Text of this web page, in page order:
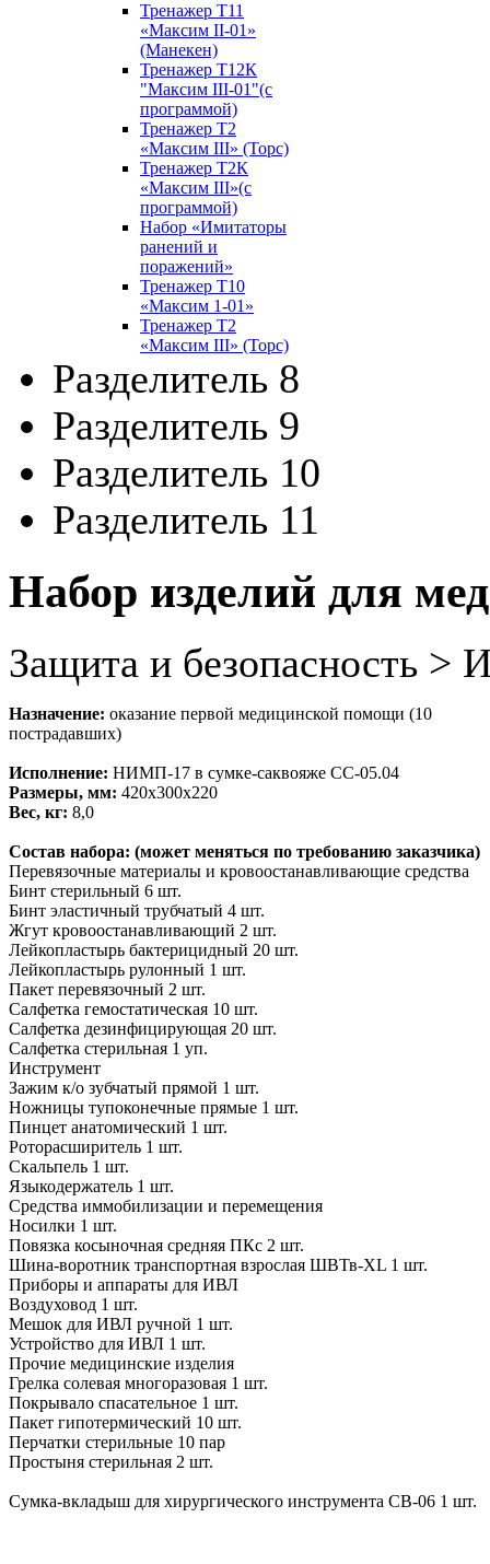
Тренажер Т11
«Максим II-01»
(Манекен)
Тренажер Т12К
"Максим III-01"(с
программой)
Тренажер Т2
«Максим III» (Торс)
Тренажер Т2К
«Максим III»(с
программой)
Набор «Имитаторы
ранений и
поражений»
Тренажер Т10
«Максим 1-01»
Тренажер Т2
«Максим III» (Торс)
Разделитель 8
Разделитель 9
Разделитель 10
Разделитель 11
Набор изделий для
Защита и безопасность
Назначение: оказание первой медицинской помощи (10
пострадавших)
Исполнение: НИМП-17 в сумке-саквояже СС-05.04
Размеры, мм: 420х300х220
Вес, кг: 8,0
Состав набора: (может меняться по требованию заказчика)
Перевязочные материалы и кровоостанавливающие средства
Бинт стерильный 6 шт.
Бинт эластичный трубчатый 4 шт.
Жгут кровоостанавливающий 2 шт.
Лейкопластырь бактерицидный 20 шт.
Лейкопластырь рулонный 1 шт.
Пакет перевязочный 2 шт.
Салфетка гемостатическая 10 шт.
Салфетка дезинфицирующая 20 шт.
Салфетка стерильная 1 уп.
Инструмент
Зажим к/о зубчатый прямой 1 шт.
Ножницы тупоконечные прямые 1 шт.
Пинцет анатомический 1 шт.
Роторасширитель 1 шт.
Скальпель 1 шт.
Языкодержатель 1 шт.
Средства иммобилизации и перемещения
Носилки 1 шт.
Повязка косыночная средняя ПКс 2 шт.
Шина-воротник транспортная взрослая ШВТв-XL 1 шт.
Приборы и аппараты для ИВЛ
Воздуховод 1 шт.
Мешок для ИВЛ ручной 1 шт.
Устройство для ИВЛ 1 шт.
Прочие медицинские изделия
Грелка солевая многоразовая 1 шт.
Покрывало спасательное 1 шт.
Пакет гипотермический 10 шт.
Перчатки стерильные 10 пар
Простыня стерильная 2 шт.
Сумка-вкладыш для хирургического инструмента СВ-06 1 шт.